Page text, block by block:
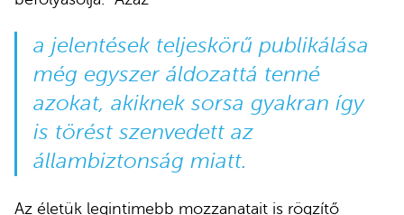
a jelentések teljeskörű publikálása
még egyszer áldozattá tenné
azokat, akiknek sorsa gyakran így
is törést szenvedett az
állambiztonság miatt.
Az életük legintimebb mozzanatait is rögzítő